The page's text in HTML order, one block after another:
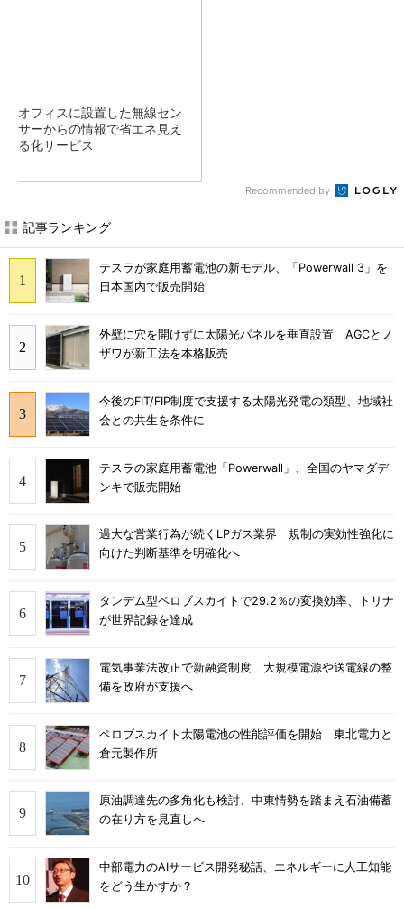
オフィスに設置した無線セン
サーからの情報で省エネ見え
る化サービス
Recommended by
記事ランキング
テスラが家庭用蓄電池の新モデル、「Powerwall 3」を
日本国内で販売開始
外壁に穴を開けずに太陽光パネルを垂直設置 AGCとノ
ザワが新工法を本格販売
今後のFIT/FIP制度で支援する太陽光発電の類型、地域社
会との共生を条件に
テスラの家庭用蓄電池「Powerwall」、全国のヤマダデ
ンキで販売開始
過大な営業行為が続くLPガス業界 規制の実効性強化に
向けた判断基準を明確化へ
タンデム型ペロブスカイトで29.2％の変換効率、トリナ
が世界記録を達成
電気事業法改正で新融資制度 大規模電源や送電線の整
備を政府が支援へ
ペロブスカイト太陽電池の性能評価を開始 東北電力と
倉元製作所
原油調達先の多角化も検討、中東情勢を踏まえ石油備蓄
の在り方を見直しへ
中部電力のAIサービス開発秘話、エネルギーに人工知能
をどう生かすか？